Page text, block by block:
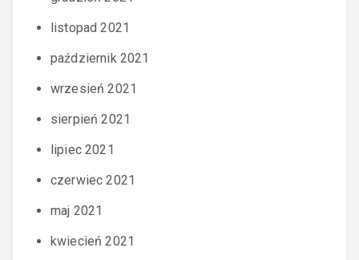
listopad 2021
październik 2021
wrzesień 2021
sierpień 2021
lipiec 2021
czerwiec 2021
maj 2021
kwiecień 2021